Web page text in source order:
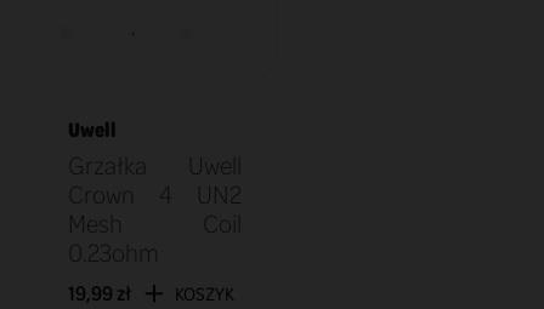
Uwell
Grzałka Uwell
Crown 4 UN2
Mesh Coil
0.23ohm
19,99 zł KOSZYK